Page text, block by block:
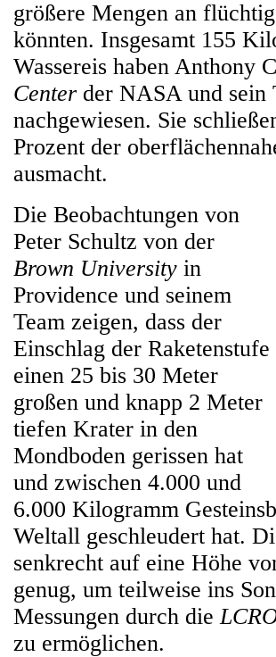
größere Mengen an
könnten. Insgesamt 155
Wassereis haben Anthony
Center der NASA und sein
nachgewiesen. Sie
Prozent der
ausmacht.
Die Beobachtungen von
Peter Schultz von der
Brown University in
Providence und seinem
Team zeigen, dass der
Einschlag der Raketenstufe
einen 25 bis 30 Meter
großen und knapp 2 Meter
tiefen Krater in den
Mondboden gerissen hat
und zwischen 4.000 und
6.000 Kilogramm
Weltall geschleudert hat.
senkrecht auf eine Höhe
genug, um teilweise ins
Messungen durch die
zu ermöglichen.